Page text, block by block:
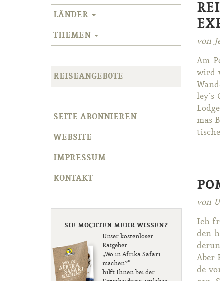
LÄNDER
THEMEN
REISEANGEBOTE
SEITE ABONNIEREN
WEBSITE
IMPRESSUM
KONTAKT
SIE MÖCHTEN MEHR WISSEN?
Unser kostenloser
Ratgeber
„Wo in Afrika Safari
machen?”
hilft Ihnen bei der
von
Am
wird
mas
von
Ich
den
Aber
de